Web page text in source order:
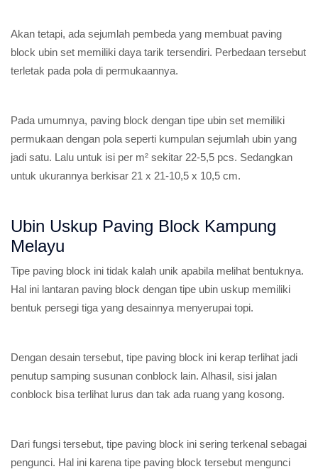
Akan tetapi, ada sejumlah pembeda yang membuat paving
block ubin set memiliki daya tarik tersendiri. Perbedaan tersebut
terletak pada pola di permukaannya.
Pada umumnya, paving block dengan tipe ubin set memiliki
permukaan dengan pola seperti kumpulan sejumlah ubin yang
jadi satu. Lalu untuk isi per m² sekitar 22-5,5 pcs. Sedangkan
untuk ukurannya berkisar 21 x 21-10,5 x 10,5 cm.
Ubin Uskup Paving Block Kampung
Melayu
Tipe paving block ini tidak kalah unik apabila melihat bentuknya.
Hal ini lantaran paving block dengan tipe ubin uskup memiliki
bentuk persegi tiga yang desainnya menyerupai topi.
Dengan desain tersebut, tipe paving block ini kerap terlihat jadi
penutup samping susunan conblock lain. Alhasil, sisi jalan
conblock bisa terlihat lurus dan tak ada ruang yang kosong.
Dari fungsi tersebut, tipe paving block ini sering terkenal sebagai
pengunci. Hal ini karena tipe paving block tersebut mengunci